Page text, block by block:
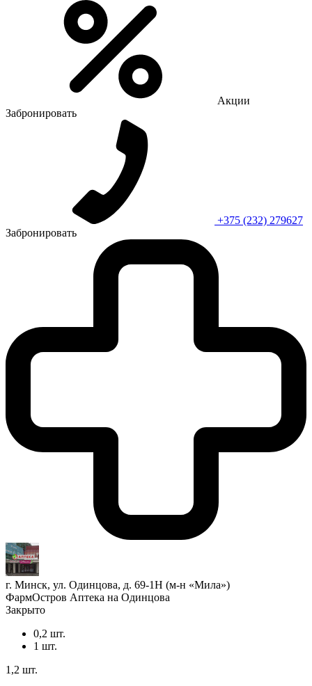
Акции
Забронировать
+375 (232) 279627
Забронировать
г. Минск, ул. Одинцова, д. 69-1Н (м-н «Мила»)
ФармОстров Аптека на Одинцова
Закрыто
0,2 шт.
1 шт.
1,2 шт.